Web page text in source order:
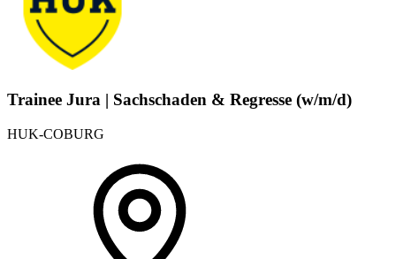
Trainee Jura | Sachschaden & Regresse (w/m/d)
HUK-COBURG